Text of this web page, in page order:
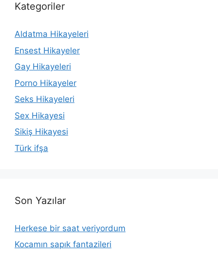
Kategoriler
Aldatma Hikayeleri
Ensest Hikayeler
Gay Hikayeleri
Porno Hikayeler
Seks Hikayeleri
Sex Hikayesi
Sikiş Hikayesi
Türk ifşa
Son Yazılar
Herkese bir saat veriyordum
Kocamın sapık fantazileri